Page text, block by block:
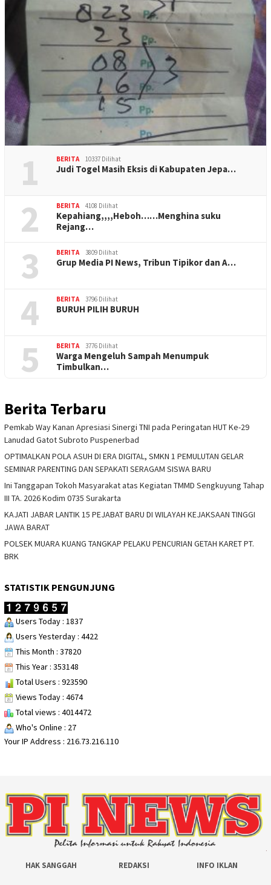
1 BERITA 10337 Dilihat
Judi Togel Masih Eksis di Kabupaten Jepa…
2 BERITA 4108 Dilihat
Kepahiang,,,,Heboh……Menghina suku
Rejang…
3 BERITA 3809 Dilihat
Grup Media PI News, Tribun Tipikor dan A…
4 BERITA 3796 Dilihat
BURUH PILIH BURUH
5 BERITA 3776 Dilihat
Warga Mengeluh Sampah Menumpuk
Timbulkan…
Berita Terbaru
Pemkab Way Kanan Apresiasi Sinergi TNI pada Peringatan HUT Ke-29
Lanudad Gatot Subroto Puspenerbad
OPTIMALKAN POLA ASUH DI ERA DIGITAL, SMKN 1 PEMULUTAN GELAR
SEMINAR PARENTING DAN SEPAKATI SERAGAM SISWA BARU
Ini Tanggapan Tokoh Masyarakat atas Kegiatan TMMD Sengkuyung Tahap
III TA. 2026 Kodim 0735 Surakarta
KAJATI JABAR LANTIK 15 PEJABAT BARU DI WILAYAH KEJAKSAAN TINGGI
JAWA BARAT
POLSEK MUARA KUANG TANGKAP PELAKU PENCURIAN GETAH KARET PT.
BRK
STATISTIK PENGUNJUNG
Users Today : 1837
Users Yesterday : 4422
This Month : 37820
This Year : 353148
Total Users : 923590
Views Today : 4674
Total views : 4014472
Who's Online : 27
Your IP Address : 216.73.216.110
HAK SANGGAH REDAKSI INFO IKLAN